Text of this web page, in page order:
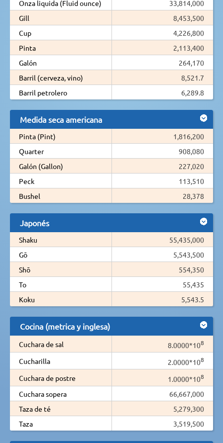
Onza liquida (Fluid ounce)
33,814,000
Gill
8,453,500
Cup
4,226,800
Pinta
2,113,400
Galón
264,170
Barril (cerveza, vino)
8,521.7
Barril petrolero
6,289.8
Medida seca americana
Pinta (Pint)
1,816,200
Quarter
908,080
Galón (Gallon)
227,020
Peck
113,510
Bushel
28,378
Japonés
Shaku
55,435,000
Gō
5,543,500
Shō
554,350
To
55,435
Koku
5,543.5
Cocina (metrica y inglesa)
Cuchara de sal 8.0000*108
Cucharilla 2.0000*108
Cuchara de postre 1.0000*108
Cuchara sopera
66,667,000
Taza de té
5,279,300
Taza
3,519,500